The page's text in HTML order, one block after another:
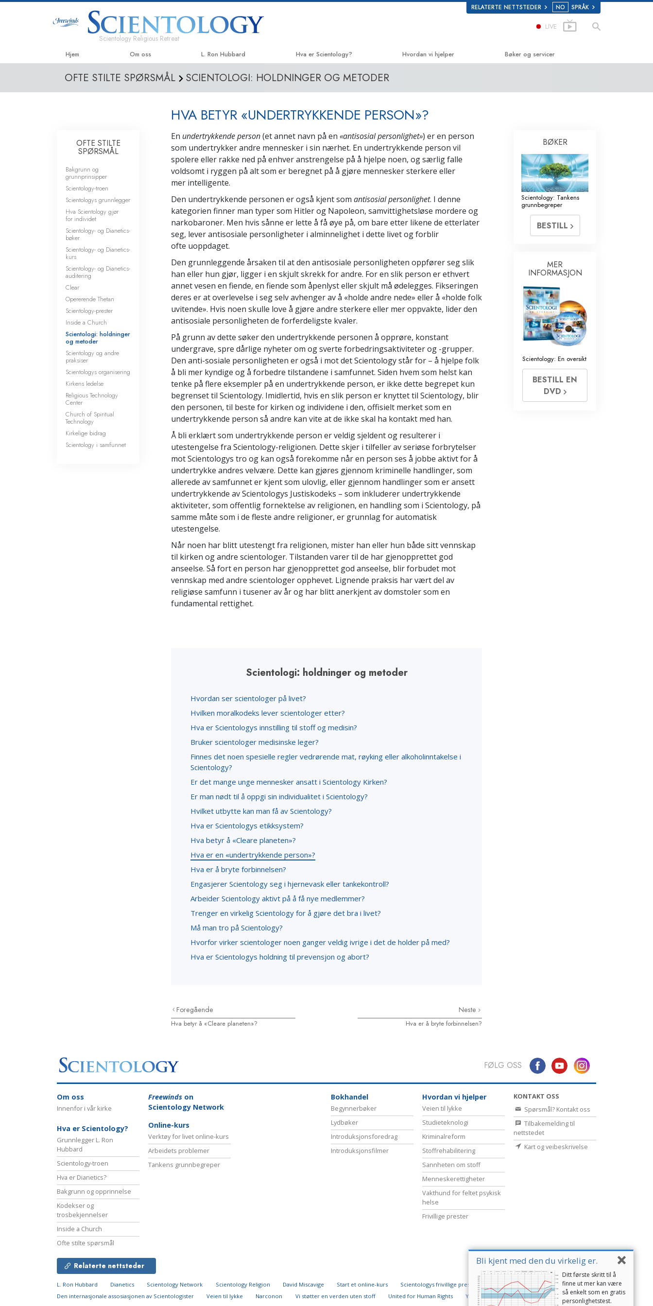
RELATERTE NETTSTEDER NO SPRÅK
Scientology Religious Retreat
LIVE
Hjem Om oss L. Ron Hubbard Hva er Scientology?
Overbevisninger og praksiser
Hva scientologer sier om Scientology
Møt en scientolog
Inside a Church
De grunnleggende prinsippene i
En introduksjon til Dianetics
Kjærlighet og hat –
Hva er storhet?
Hvordan vi hjelper
Criminon
Narconon
Sannheten om stoff
United for Human Rights
Scientologys frivillige prester
Bøker og servicer
Begynnerservicer
OFTE STILTE SPØRSMÅL SCIENTOLOGI: HOLDNINGER OG METODER
HVA BETYR «UNDERTRYKKENDE PERSON»?
En undertrykkende person(et annet navn på en «antisosial personlighet») er en person
som undertrykker andre mennesker i sin nærhet. En undertrykkende person vil
spolere eller rakke ned på enhver anstrengelse på å hjelpe noen, og særlig falle
voldsomt i ryggen på alt som er beregnet på å gjøre mennesker sterkere eller
mer intelligente.
Den undertrykkende personen er også kjent som antisosialpersonlighet. I denne
kategorien finner man typer som Hitler og Napoleon, samvittighetsløse mordere og
narkobaroner. Men hvis sånne er lette å få øye på, om bare etter likene de etterlater
seg, lever antisosiale personligheter i alminnelighet i dette livet og forblir
ofte uoppdaget.
Den grunnleggende årsaken til at den antisosiale personligheten oppfører seg slik
han eller hun gjør, ligger i en skjult skrekk for andre. For en slik person er ethvert
annet vesen en fiende, en fiende som åpenlyst eller skjult må ødelegges. Fikseringen
deres er at overlevelse i seg selv avhenger av å «holde andre nede» eller å «holde folk
uvitende». Hvis noen skulle love å gjøre andre sterkere eller mer oppvakte, lider den
antisosiale personligheten de forferdeligste kvaler.
På grunn av dette søker den undertrykkende personen å opprøre, konstant
undergrave, spre dårlige nyheter om og sverte forbedringsaktiviteter og -grupper.
Den anti-sosiale personligheten er også i mot det Scientology står for – å hjelpe folk
å bli mer kyndige og å forbedre tilstandene i samfunnet. Siden hvem som helst kan
tenke på flere eksempler på en undertrykkende person, er ikke dette begrepet kun
begrenset til Scientology. Imidlertid, hvis en slik person er knyttet til Scientology, blir
den personen, til beste for kirken og individene i den, offisielt merket som en
undertrykkende person så andre kan vite at de ikke skal ha kontakt med han.
Å bli erklært som undertrykkende person er veldig sjeldent og resulterer i
utestengelse fra Scientology-religionen. Dette skjer i tilfeller av seriøse forbrytelser
mot Scientologys tro og kan også forekomme når en person ses å jobbe aktivt for å
undertrykke andres velvære. Dette kan gjøres gjennom kriminelle handlinger, som
allerede av samfunnet er kjent som ulovlig, eller gjennom handlinger som er ansett
undertrykkende av Scientologys Justiskodeks – som inkluderer undertrykkende
aktiviteter, som offentlig fornektelse av religionen, en handling som i Scientology, på
samme måte som i de fleste andre religioner, er grunnlag for automatisk
utestengelse.
Når noen har blitt utestengt fra religionen, mister han eller hun både sitt vennskap
til kirken og andre scientologer. Tilstanden varer til de har gjenopprettet god
anseelse. Så fort en person har gjenopprettet god anseelse, blir forbudet mot
vennskap med andre scientologer opphevet. Lignende praksis har vært del av
religiøse samfunn i tusener av år og har blitt anerkjent av domstoler som en
fundamental rettighet.
Scientologi: holdninger og metoder
Hvordan ser scientologer på livet?
Hvilken moralkodeks lever scientologer etter?
Hva er Scientologys innstilling til stoff og medisin?
Bruker scientologer medisinske leger?
Finnes det noen spesielle regler vedrørende mat, røyking eller alkoholinntakelse i
Scientology?
Er det mange unge mennesker ansatt i Scientology Kirken?
Er man nødt til å oppgi sin individualitet i Scientology?
Hvilket utbytte kan man få av Scientology?
Hva er Scientologys etikksystem?
Hva betyr å «Cleare planeten»?
Hva er en «undertrykkende person»?
Hva er å bryte forbinnelsen?
Engasjerer Scientology seg i hjernevask eller tankekontroll?
Arbeider Scientology aktivt på å få nye medlemmer?
Trenger en virkelig Scientology for å gjøre det bra i livet?
Må man tro på Scientology?
Hvorfor virker scientologer noen ganger veldig ivrige i det de holder på med?
Hva er Scientologys holdning til prevensjon og abort?
Foregående
Hva betyr å «Cleare planeten»?
Neste
Hva er å bryte forbinnelsen?
OFTE STILTE
SPØRSMÅL
Bakgrunn og
grunnprinsipper
Scientology-troen
Scientologys grunnlegger
Hva Scientology gjør
for individet
Scientology- og Dianetics-
bøker
Scientology- og Dianetics-
kurs
Scientology- og Dianetics-
auditering
Clear
Opererende Thetan
Scientology-prester
Inside a Church
Scientologi: holdninger
og metoder
Scientology og andre
praksiser
Scientologys organisering
Kirkens ledelse
Religious Technology
Center
Church of Spiritual
Technology
Kirkelige bidrag
Scientology i samfunnet
BØKER
Scientology: Tankens
grunnbegreper
BESTILL
MER
INFORMASJON
Scientology: En oversikt
BESTILL EN
DVD
Bli kjent med den du virkelig er.
Ditt første skritt til å
finne ut mer kan være
så enkelt som en gratis
personlighetstest.
FØLG OSS
Om oss
Innenfor i vår kirke
Hva er Scientology?
Grunnlegger L. Ron
Hubbard
Scientology-troen
Hva er Dianetics?
Bakgrunn og opprinnelse
Kodekser og
trosbekjennelser
Inside a Church
Ofte stilte spørsmål
Freewinds on
Scientology Network
Online-kurs
Verktøy for livet online-kurs
Arbeidets problemer
Tankens grunnbegreper
Bokhandel
Begynnerbøker
Lydbøker
Introduksjonsforedrag
Introduksjonsfilmer
Hvordan vi hjelper
Veien til lykke
Studieteknologi
Kriminalreform
Stoffrehabilitering
Sannheten om stoff
Menneske­rettigheter
Vakthund for feltet psykisk
helse
Frivillige prester
KONTAKT OSS
Spørsmål? Kontakt oss
Tilbakemelding til
nettstedet
Kart og veibeskrivelse
Relaterte nettsteder
L. Ron Hubbard Dianetics Scientology Network Scientology Religion David Miscavige Start et online-kurs
Scientologys frivillige prester
Den internasjonale assosiasjonen av Scientologister
Veien til lykke Narconon Vi støtter en verden uten stoff United for Human Rights
Youth for Human Rights